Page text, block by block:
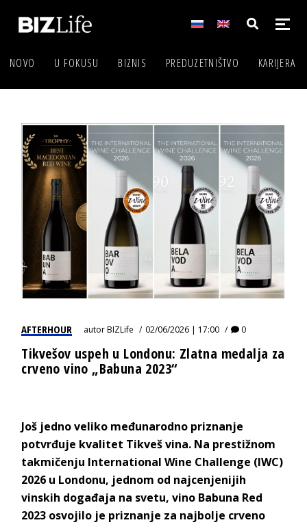
NOVO U FOKUSU BIZNIS PREDUZETNIŠTVO KARIJERA
AFTERHOUR autorBIZLife 02/06/2026 | 17:00 0
Tikvešov uspeh u Londonu: Zlatna medalja za
crveno vino „Babuna 2023“
Još jedno veliko međunarodno priznanje
potvrđuje kvalitet Tikveš vina. Na prestižnom
takmičenju International Wine Challenge (IWC)
2026 u Londonu, jednom od najcenjenijih
vinskih događaja na svetu, vino Babuna Red
2023 osvojilo je priznanje za najbolje crveno